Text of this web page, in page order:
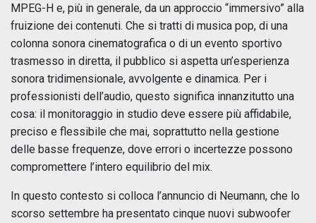
MPEG-H e, più in generale, da un approccio “immersivo” alla
fruizione dei contenuti. Che si tratti di musica pop, di una
colonna sonora cinematografica o di un evento sportivo
trasmesso in diretta, il pubblico si aspetta un’esperienza
sonora tridimensionale, avvolgente e dinamica. Per i
professionisti dell’audio, questo significa innanzitutto una
cosa: il monitoraggio in studio deve essere più affidabile,
preciso e flessibile che mai, soprattutto nella gestione
delle basse frequenze, dove errori o incertezze possono
compromettere l’intero equilibrio del mix.
In questo contesto si colloca l’annuncio di Neumann, che lo
scorso settembre ha presentato cinque nuovi subwoofer